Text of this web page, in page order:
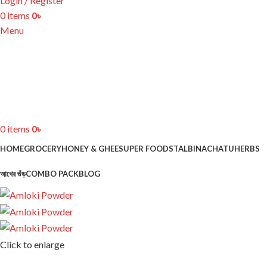
0items 0৳
Menu
0items 0৳
HOMEGROCERYHONEY & GHEESUPER FOODSTALBINACHATUHERBS
আখের গুঁড়COMBO PACKBLOG
Click to enlarge